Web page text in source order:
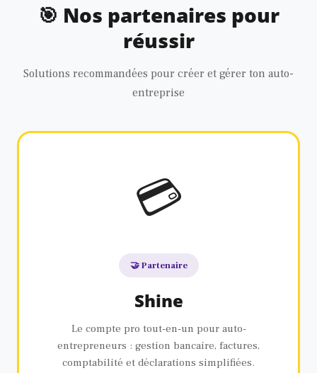
🎯 Nos partenaires pour
réussir
Solutions recommandées pour créer et gérer ton auto-
entreprise
💳
🤝 Partenaire
Shine
Le compte pro tout-en-un pour auto-
entrepreneurs : gestion bancaire, factures,
comptabilité et déclarations simplifiées.